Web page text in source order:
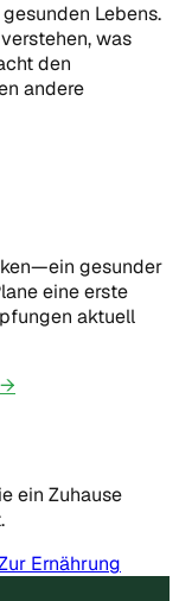
Lebens.
was
den
andere
gesunder
eine erste
aktuell
→
ein Zuhause
Ernährung